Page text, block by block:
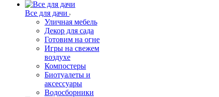
Все для дачи
Уличная мебель
Декор для сада
Готовим на огне
Игры на свежем
воздухе
Компостеры
Биотуалеты и
аксессуары
Водосборники